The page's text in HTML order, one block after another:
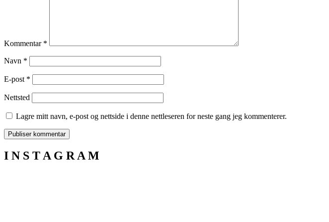
Kommentar *
Navn *
E-post *
Nettsted
Lagre mitt navn, e-post og nettside i denne nettleseren for neste gang jeg kommenterer.
I N S T A G R A M